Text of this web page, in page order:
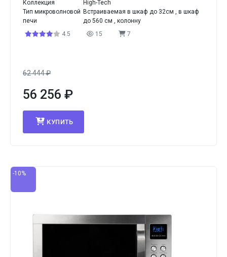
Коллекция
High-Tech
Тип микроволновой
печи
Встраиваемая в шкаф до 32см , в шкаф
до 560 см , колонну
4.5
15 7
62 444₽
56 256 ₽
КУПИТЬ
-10%